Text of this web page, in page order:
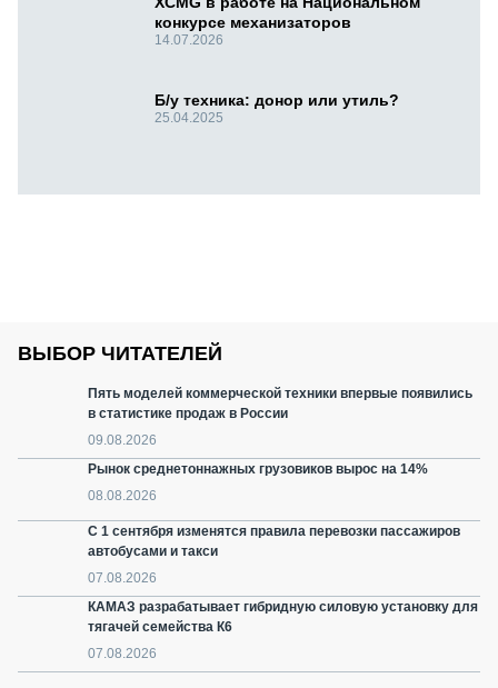
конкурсе механизаторов
14.07.2026
Б/у техника: донор или утиль?
25.04.2025
ВЫБОР ЧИТАТЕЛЕЙ
Пять моделей коммерческой техники впервые появились
в статистике продаж в России
09.08.2026
Рынок среднетоннажных грузовиков вырос на 14%
08.08.2026
С 1 сентября изменятся правила перевозки пассажиров
автобусами и такси
07.08.2026
КАМАЗ разрабатывает гибридную силовую установку для
тягачей семейства К6
07.08.2026